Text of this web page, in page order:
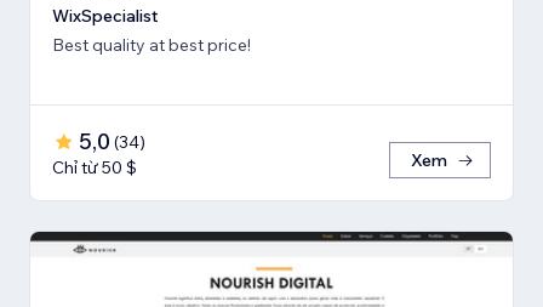
WixSpecialist
Best quality at best price!
5,0 (34)
Chỉ từ 50 $
Xem